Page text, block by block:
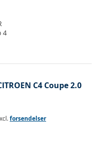
4
C4 Coupe 2.0
forsendelser